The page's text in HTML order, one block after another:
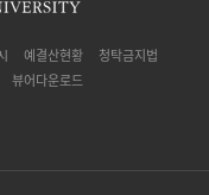
예결산현황
청탁금지법
뷰어다운로드